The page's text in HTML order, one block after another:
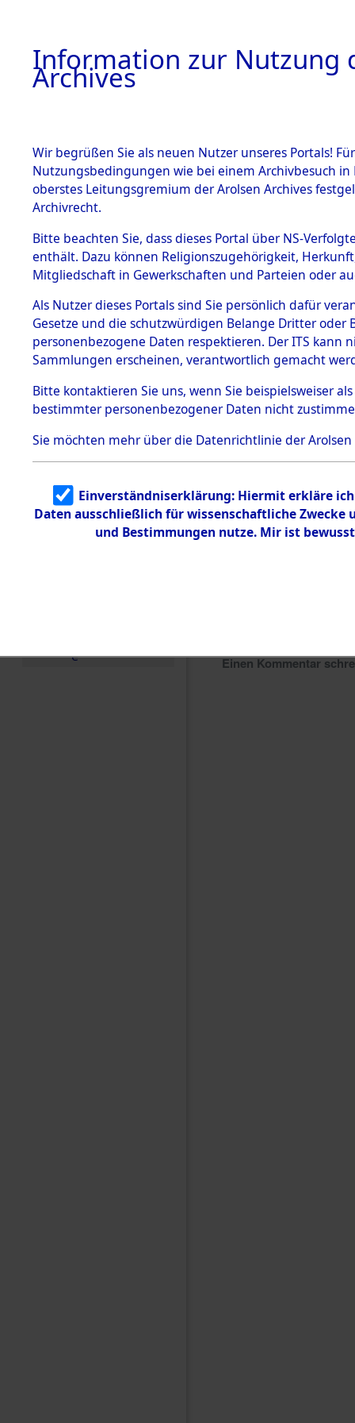
BESTÄNDE
1.
mente
5. Verschiedenes
5.3
Todesmärsche
5.3.1 Alliierte
Erhebungen
zu
Todesmärsch
en
5.3.2
Identifizierun
5.3.3
Todesmärsch
e
Listen
0027
Einen Kommentar
Information zur Nutzung
Archives
Wir begrüßen Sie als neuen Nutzer unseres Portals!
Nutzungsbedingungen wie bei einem Archivbesuch
oberstes Leitungsgremium der Arolsen Archives
Archivrecht.
Bitte beachten Sie, dass dieses Portal über NS-
enthält. Dazu können Religionszugehörigkeit,
Mitgliedschaft in Gewerkschaften und Parteien oder
Als Nutzer dieses Portals sind Sie persönlich dafür
Gesetze und die schutzwürdigen Belange Dritter
personenbezogene Daten respektieren. Der ITS
Sammlungen erscheinen, verantwortlich gemacht
Bitte kontaktieren Sie uns, wenn Sie beispielsweiser
bestimmter personenbezogener Daten nicht
Sie möchten mehr über die Datenrichtlinie der Arolsen
Einverständniserklärung: Hiermit erkläre
Daten ausschließlich für wissenschaftliche
und Bestimmungen nutze. Mir ist